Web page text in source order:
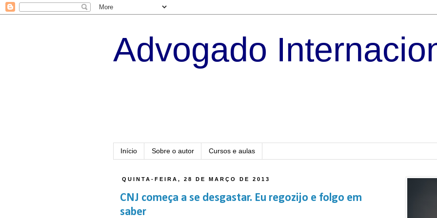
Advogado
Início Sobre o autor Cursos e aulas
QUINTA-FEIRA, 28 DE MARÇO DE 2013
CNJ começa a se desgastar. Eu regozijo e folgo em
saber